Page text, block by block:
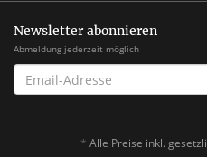
Newsletter abonnieren
Abmeldung jederzeit möglich
EMAIL-
ADRESSE
* Alle Preise inkl.